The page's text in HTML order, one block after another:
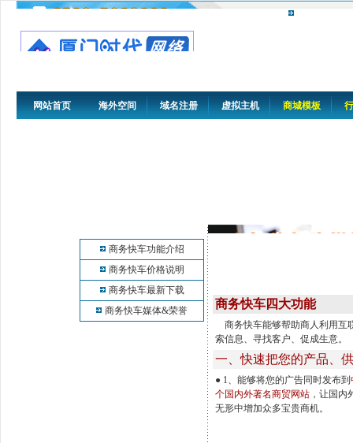
网站首页 海外空间 域名注册 虚拟主机 商城模板
商务快车功能介绍
商务快车价格说明
商务快车最新下载
商务快车媒体&荣誉
商务快车四大功能
商务快车能够帮助商人利用互
索信息、寻找客户、促成生意。
一、快速把您的产品、
● 1、能够将您的广告同时发布到
个国内外著名商贸网站，让国内
无形中增加众多宝贵商机。